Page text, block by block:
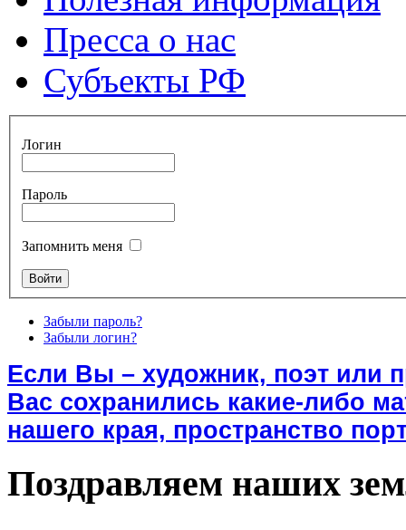
Пресса о нас
Субъекты РФ
Логин
Пароль
Запомнить меня
Забыли пароль?
Забыли логин?
Если Вы – художник, поэт или
Вас сохранились какие-либо
нашего края, пространство
Поздравляем наших